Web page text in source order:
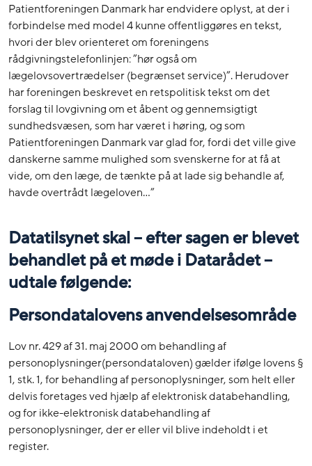
Patientforeningen Danmark har endvidere oplyst, at der i
forbindelse med model 4 kunne offentliggøres en tekst,
hvori der blev orienteret om foreningens
rådgivningstelefonlinjen: ”hør også om
lægelovsovertrædelser (begrænset service)”. Herudover
har foreningen beskrevet en retspolitisk tekst om det
forslag til lovgivning om et åbent og gennemsigtigt
sundhedsvæsen, som har været i høring, og som
Patientforeningen Danmark var glad for, fordi det ville give
danskerne samme mulighed som svenskerne for at få at
vide, om den læge, de tænkte på at lade sig behandle af,
havde overtrådt lægeloven…”
Datatilsynet skal – efter sagen er blevet
behandlet på et møde i Datarådet –
udtale følgende:
Persondatalovens anvendelsesområde
Lov nr. 429 af 31. maj 2000 om behandling af
personoplysninger(persondataloven) gælder ifølge lovens §
1, stk. 1, for behandling af personoplysninger, som helt eller
delvis foretages ved hjælp af elektronisk databehandling,
og for ikke-elektronisk databehandling af
personoplysninger, der er eller vil blive indeholdt i et
register.